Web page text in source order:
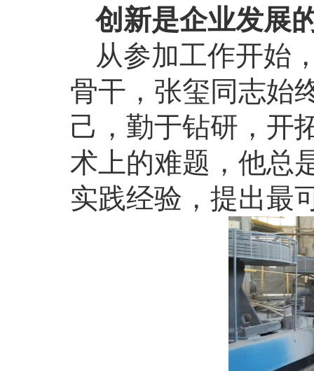
创新是企业发展
从参加工作开始
骨干，张玺同志始
己，勤于钻研，开
术上的难题，他总
实践经验，提出最